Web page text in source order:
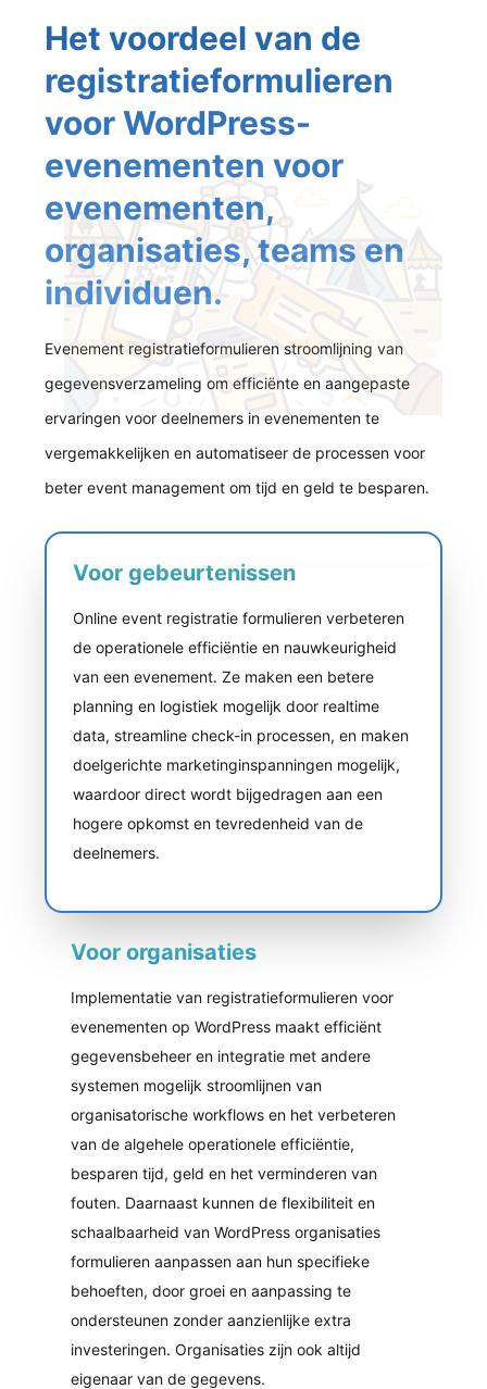
Het voordeel van de
registratieformulieren
voor WordPress-
evenementen voor
evenementen,
organisaties, teams en
individuen.
Evenement registratieformulieren stroomlijning van
gegevensverzameling om efficiënte en aangepaste
ervaringen voor deelnemers in evenementen te
vergemakkelijken en automatiseer de processen voor
beter event management om tijd en geld te besparen.
Voor gebeurtenissen
Online event registratie formulieren verbeteren
de operationele efficiëntie en nauwkeurigheid
van een evenement. Ze maken een betere
planning en logistiek mogelijk door realtime
data, streamline check-in processen, en maken
doelgerichte marketinginspanningen mogelijk,
waardoor direct wordt bijgedragen aan een
hogere opkomst en tevredenheid van de
deelnemers.
Voor organisaties
Implementatie van registratieformulieren voor
evenementen op WordPress maakt efficiënt
gegevensbeheer en integratie met andere
systemen mogelijk stroomlijnen van
organisatorische workflows en het verbeteren
van de algehele operationele efficiëntie,
besparen tijd, geld en het verminderen van
fouten. Daarnaast kunnen de flexibiliteit en
schaalbaarheid van WordPress organisaties
formulieren aanpassen aan hun specifieke
behoeften, door groei en aanpassing te
ondersteunen zonder aanzienlijke extra
investeringen. Organisaties zijn ook altijd
eigenaar van de gegevens.